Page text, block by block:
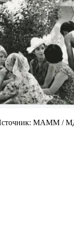
Источник: МАММ /